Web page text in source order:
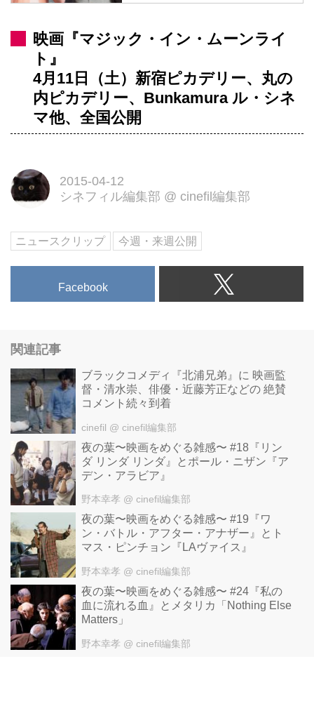
映画『マジック・イン・ムーンライ
ト』
4月11日（土）新宿ピカデリー、丸の
内ピカデリー、Bunkamura ル・シネ
マ他、全国公開
2015-04-12
シネフィル編集部 @ cinefil編集部
ニュースクリップ 今週・来週公開
Facebook
関連記事
ブラックコメディ『北浦兄弟』に 映画監
督・清水崇、俳優・近藤芳正などの 絶賛
コメント続々到着
cinefil @ cinefil編集部
夜の葉〜映画をめぐる雑感〜 #18『リン
ダ リンダ リンダ』とポール・ニザン『ア
デン・アラビア』
野本幸孝 @ cinefil編集部
夜の葉〜映画をめぐる雑感〜 #19『ワ
ン・バトル・アフター・アナザー』とト
マス・ピンチョン『LAヴァイス』
野本幸孝 @ cinefil編集部
夜の葉〜映画をめぐる雑感〜 #24『私の
血に流れる血』とメタリカ「Nothing Else
Matters」
野本幸孝 @ cinefil編集部